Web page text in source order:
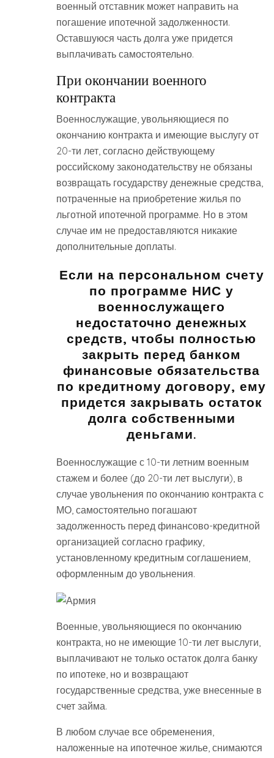
военный отставник может направить на
погашение ипотечной задолженности.
Оставшуюся часть долга уже придется
выплачивать самостоятельно.
При окончании военного
контракта
Военнослужащие, увольняющиеся по
окончанию контракта и имеющие выслугу от
20-ти лет, согласно действующему
российскому законодательству не обязаны
возвращать государству денежные средства,
потраченные на приобретение жилья по
льготной ипотечной программе. Но в этом
случае им не предоставляются никакие
дополнительные доплаты.
Если на персональном счету
по программе НИС у
военнослужащего
недостаточно денежных
средств, чтобы полностью
закрыть перед банком
финансовые обязательства
по кредитному договору, ему
придется закрывать остаток
долга собственными
деньгами.
Военнослужащие с 10-ти летним военным
стажем и более (до 20-ти лет выслуги), в
случае увольнения по окончанию контракта с
МО, самостоятельно погашают
задолженность перед финансово-кредитной
организацией согласно графику,
установленному кредитным соглашением,
оформленным до увольнения.
Военные, увольняющиеся по окончанию
контракта, но не имеющие 10-ти лет выслуги,
выплачивают не только остаток долга банку
по ипотеке, но и возвращают
государственные средства, уже внесенные в
счет займа.
В любом случае все обременения,
наложенные на ипотечное жилье, снимаются